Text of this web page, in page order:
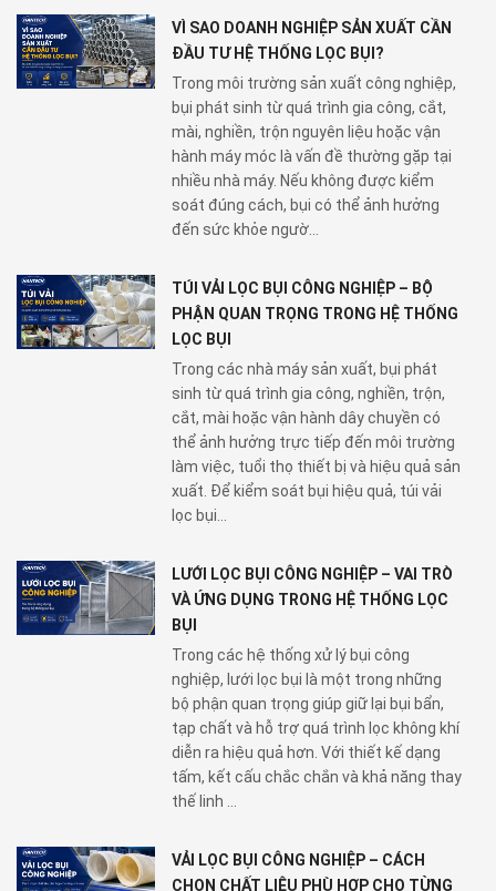
VÌ SAO DOANH NGHIỆP SẢN XUẤT CẦN
ĐẦU TƯ HỆ THỐNG LỌC BỤI?
Trong môi trường sản xuất công nghiệp,
bụi phát sinh từ quá trình gia công, cắt,
mài, nghiền, trộn nguyên liệu hoặc vận
hành máy móc là vấn đề thường gặp tại
nhiều nhà máy. Nếu không được kiểm
soát đúng cách, bụi có thể ảnh hưởng
đến sức khỏe ngườ...
TÚI VẢI LỌC BỤI CÔNG NGHIỆP – BỘ
PHẬN QUAN TRỌNG TRONG HỆ THỐNG
LỌC BỤI
Trong các nhà máy sản xuất, bụi phát
sinh từ quá trình gia công, nghiền, trộn,
cắt, mài hoặc vận hành dây chuyền có
thể ảnh hưởng trực tiếp đến môi trường
làm việc, tuổi thọ thiết bị và hiệu quả sản
xuất. Để kiểm soát bụi hiệu quả, túi vải
lọc bụi...
LƯỚI LỌC BỤI CÔNG NGHIỆP – VAI TRÒ
VÀ ỨNG DỤNG TRONG HỆ THỐNG LỌC
BỤI
Trong các hệ thống xử lý bụi công
nghiệp, lưới lọc bụi là một trong những
bộ phận quan trọng giúp giữ lại bụi bẩn,
tạp chất và hỗ trợ quá trình lọc không khí
diễn ra hiệu quả hơn. Với thiết kế dạng
tấm, kết cấu chắc chắn và khả năng thay
thế linh ...
VẢI LỌC BỤI CÔNG NGHIỆP – CÁCH
CHỌN CHẤT LIỆU PHÙ HỢP CHO TỪNG